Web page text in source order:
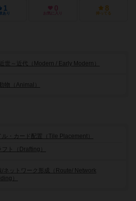
1
あり
0
お気に入り
8
持ってる
近世～近代（Modern / Early Modern）
動物（Animal）
ル・カード配置（Tile Placement）
フト（Drafting）
/ネットワーク形成（Route/ Network
）